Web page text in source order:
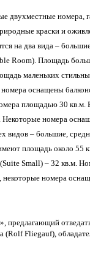
двухместные номера,
краски и
на два вида –
Room). Площадь
маленьких
номера оснащены
площадью 30 кв.м.
Некоторые номера
видов – большие,
площадь около 55
Small) – 32 кв.м.
некоторые номера
предлагающий
Fliegauf),